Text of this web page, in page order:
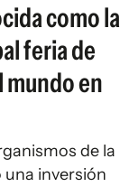
como la
feria de
en
de la
inversión